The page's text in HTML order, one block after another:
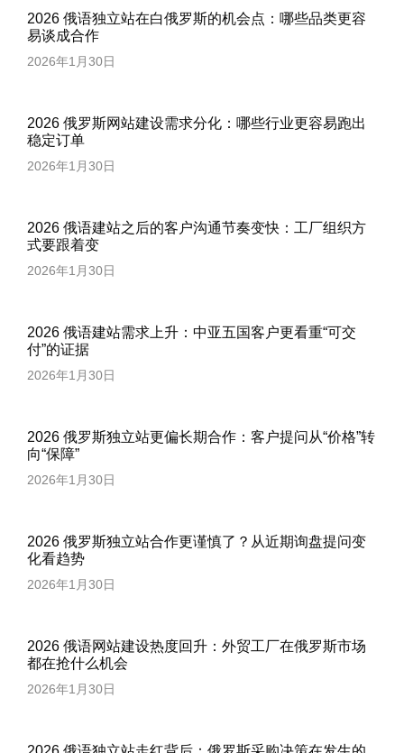
2026 俄语独立站在白俄罗斯的机会点：哪些品类更容
易谈成合作
2026年1月30日
2026 俄罗斯网站建设需求分化：哪些行业更容易跑出
稳定订单
2026年1月30日
2026 俄语建站之后的客户沟通节奏变快：工厂组织方
式要跟着变
2026年1月30日
2026 俄语建站需求上升：中亚五国客户更看重“可交
付”的证据
2026年1月30日
2026 俄罗斯独立站更偏长期合作：客户提问从“价格”转
向“保障”
2026年1月30日
2026 俄罗斯独立站合作更谨慎了？从近期询盘提问变
化看趋势
2026年1月30日
2026 俄语网站建设热度回升：外贸工厂在俄罗斯市场
都在抢什么机会
2026年1月30日